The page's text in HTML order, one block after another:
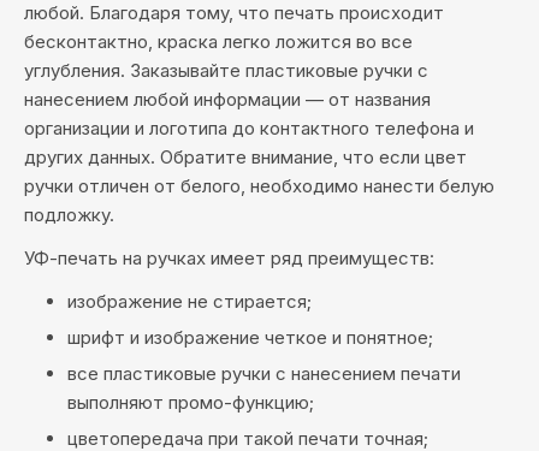
любой. Благодаря тому, что печать происходит
бесконтактно, краска легко ложится во все
углубления. Заказывайте пластиковые ручки с
нанесением любой информации — от названия
организации и логотипа до контактного телефона и
других данных. Обратите внимание, что если цвет
ручки отличен от белого, необходимо нанести белую
подложку.
УФ-печать на ручках имеет ряд преимуществ:
изображение не стирается;
шрифт и изображение четкое и понятное;
все пластиковые ручки с нанесением печати
выполняют промо-функцию;
цветопередача при такой печати точная;